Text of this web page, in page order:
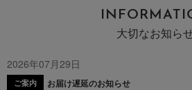
大切なお知ら
2026年07月29日
ご案内 お届け遅延のお知らせ